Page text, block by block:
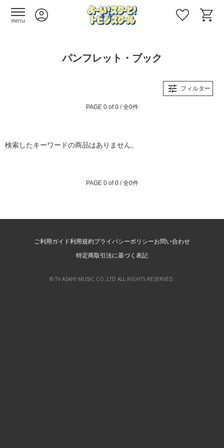
menu
パンフレット・ブック
フィルター
PAGE 0 of 0 / 全0件
検索したキーワードの商品はありません。
PAGE 0 of 0 / 全0件
ご利用ガイド利用規約プライバシーポリシーお問い合わせ
特定商取引法に基づく表記
© TV ASAHI MUSIC CO.,LTD ALL RIGHTS RESERVED.